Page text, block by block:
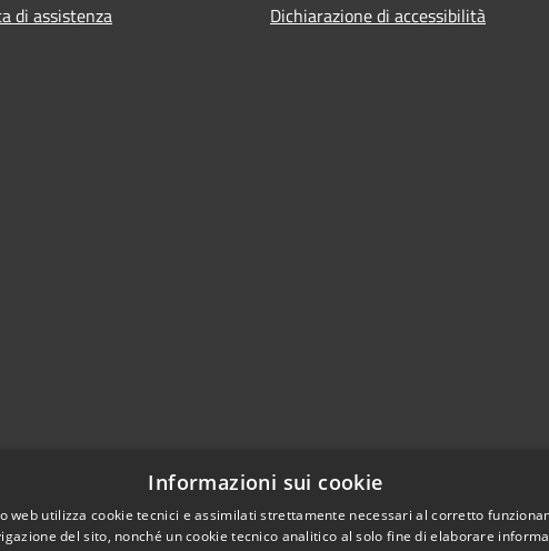
di assistenza
Dichiarazione di accessibilità
Informazioni sui cookie
web utilizza cookie tecnici e assimilati strettamente necessari al corretto
del sito, nonché un cookie tecnico analitico al solo fine di elaborare